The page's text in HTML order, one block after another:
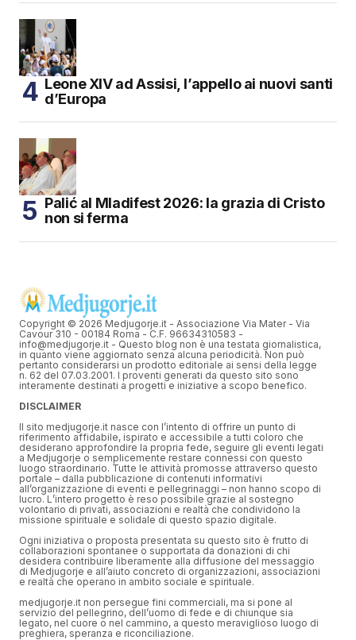
Leone XIV ad Assisi, l’appello ai nuovi santi
d’Europa
Palić al Mladifest 2026: la grazia di Cristo
non si ferma
Copyright © 2026 Medjugorje.it - Associazione Via Mater - Via
Cavour 310 - 00184 Roma - C.F. 96634310583 -
info@medjugorje.it - Questo blog non è una testata giornalistica,
in quanto viene aggiornato senza alcuna periodicità. Non può
pertanto considerarsi un prodotto editoriale ai sensi della legge
n. 62 del 07.03.2001. I proventi generati da questo sito sono
interamente destinati a progetti e iniziative a scopo benefico.
DISCLAIMER
Il sito medjugorje.it nasce con l’intento di offrire un punto di
riferimento affidabile, ispirato e accessibile a tutti coloro che
desiderano approfondire la propria fede, seguire gli eventi legati
a Medjugorje o semplicemente restare connessi con questo
luogo straordinario. Tutte le attività promosse attraverso questo
portale – dalla pubblicazione di contenuti informativi
all’organizzazione di eventi e pellegrinaggi – non hanno scopo di
lucro. L’intero progetto è reso possibile grazie al sostegno
volontario di privati, associazioni e realtà che condividono la
missione spirituale e solidale di questo spazio digitale.
Ogni iniziativa o proposta presentata su questo sito è frutto di
collaborazioni spontanee o supportata da donazioni di chi
desidera contribuire liberamente alla diffusione del messaggio
di Medjugorje e all’aiuto concreto di organizzazioni, associazioni
e realtà che operano in ambito sociale e spirituale.
medjugorje.it non persegue fini commerciali, ma si pone al
servizio del pellegrino, dell’uomo di fede e di chiunque sia
legato, nel cuore o nel cammino, a questo meraviglioso luogo di
preghiera, speranza e riconciliazione.